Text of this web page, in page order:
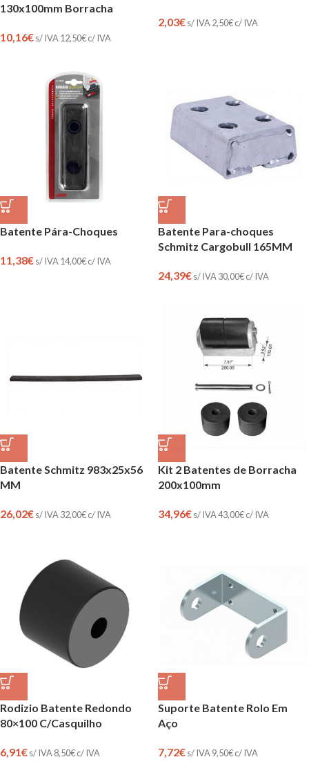
130x100mm Borracha
10,16€s/ IVA 12,50€c/ IVA
2,03€s/ IVA 2,50€c/ IVA
Batente Pára-Choques
11,38€s/ IVA 14,00€c/ IVA
Batente Para-choques
Schmitz Cargobull 165MM
24,39€s/ IVA 30,00€c/ IVA
Batente Schmitz 983x25x56
MM
26,02€s/ IVA 32,00€c/ IVA
Kit 2 Batentes de Borracha
200x100mm
34,96€s/ IVA43,00€c/ IVA
Rodizio Batente Redondo
80×100 C/Casquilho
6,91€s/ IVA 8,50€c/ IVA
Suporte Batente Rolo Em
Aço
7,72€s/ IVA 9,50€c/ IVA